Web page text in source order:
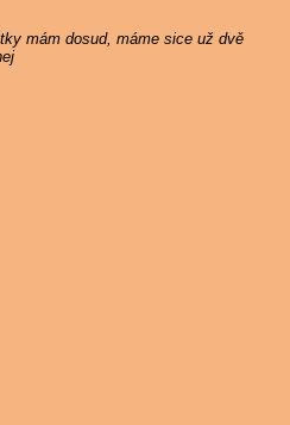
mám dosud, máme sice už dvě